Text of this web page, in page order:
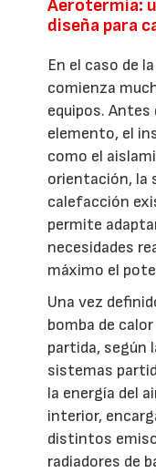
Aerotermia:
diseña para
En el caso de
comienza
equipos. Antes
elemento, el
como el
orientación, la
calefacción
permite
necesidades
máximo el
Una vez
bomba de
partida, según
sistemas
la energía del
interior,
distintos
radiadores de